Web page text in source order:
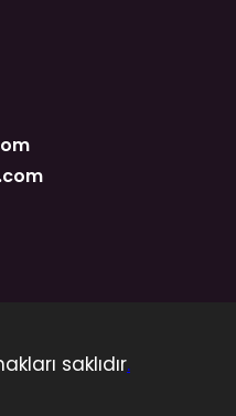
saklıdır.